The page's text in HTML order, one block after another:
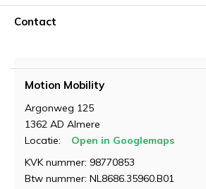
Contact
Motion Mobility
Argonweg 125
1362 AD Almere
Locatie:
Open in Googlemaps
KVK nummer: 98770853
Btw nummer: NL8686.35960.B01